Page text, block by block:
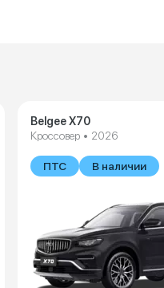
В наличии
Belgee X70
Кроссовер • 2026
ПТС В наличии